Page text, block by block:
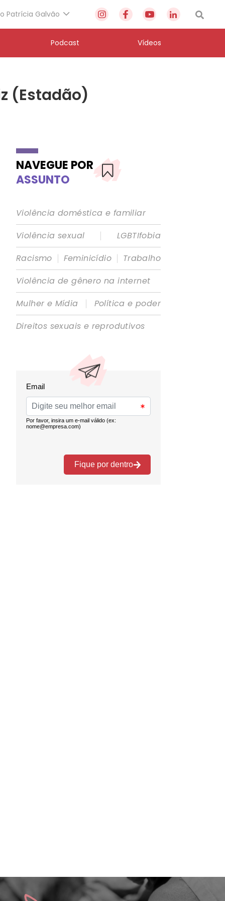
Patrícia Galvão
Podcast Vídeos
(Estadão)
NAVEGUE POR
ASSUNTO
Violência doméstica e familiar
Violência sexual
|
LGBTIfobia
Racismo | Feminicídio | Trabalho
Violência de gênero na internet
Mulher e Mídia
|
Política e poder
Direitos sexuais e reprodutivos